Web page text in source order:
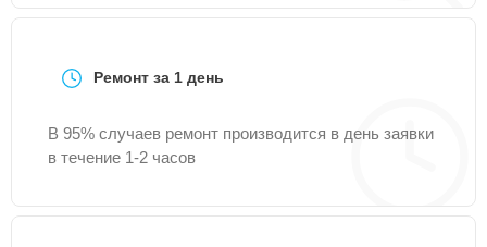
Ремонт за 1 день
В 95% случаев ремонт производится в день заявки
в течение 1-2 часов